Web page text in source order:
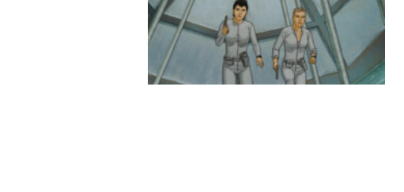
« Abandon des géants de la
robotique : Aldebaran, l’icône
française laissée à l’oubli »
par Lucie Dubois 18 mars 2025